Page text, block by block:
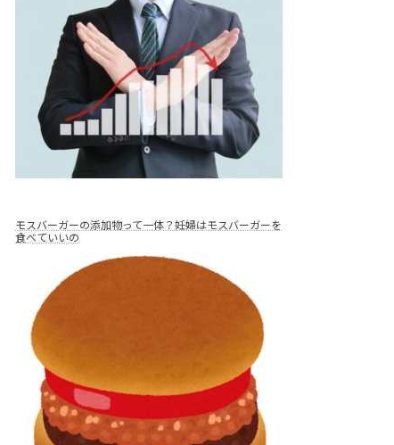
モスバーガーの添加物って一体？妊婦はモスバーガーを
食べていいの